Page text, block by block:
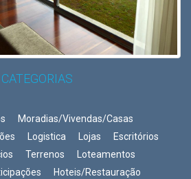
CATEGORIAS
Moradias/Vivendas/Casas
Logistica Lojas
Escritórios
Terrenos
Loteamentos
Hoteis/Restauração